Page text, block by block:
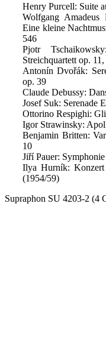
Henry Purcell: Suite
Wolfgang
Eine kleine
546
Pjotr
Streichquartett op.
Antonín Dvořák:
op. 39
Claude Debussy:
Josef Suk: Serenade
Ottorino Respighi:
Igor Strawinsky:
Benjamin Britten:
10
Jiří Pauer:
Ilya Hurník: Konzert
(1954/59)
Supraphon SU 4203-2